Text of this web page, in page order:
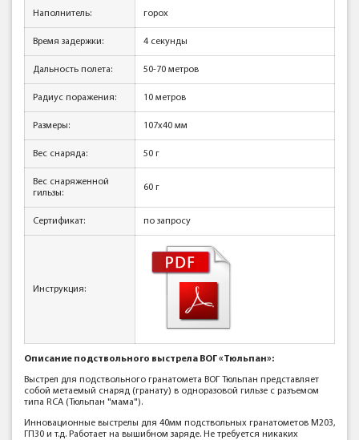
Наполнитель: горох
Время задержки: 4 секунды
Дальность полета: 50-70 метров
Радиус поражения: 10 метров
Размеры: 107x40 мм
Вес снаряда: 50 г
Вес снаряженной
гильзы:
60 г
Сертификат: по запросу
Инструкция:
Описание подствольного выстрела ВОГ «Тюльпан»:
Выстрел для подствольного гранатомета ВОГ Тюльпан представляет
собой метаемый снаряд (гранату) в одноразовой гильзе с разъемом
типа RCA (Тюльпан "мама").
Инновационные выстрелы для 40мм подствольных гранатометов М203,
ГП30 и т.д. Работает на вышибном заряде. Не требуется никаких